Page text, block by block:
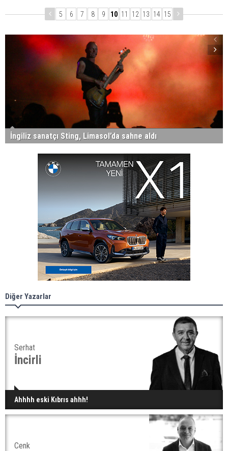
5 6 7 8 9 10 11 12 13 14 15
İngiliz sanatçı Sting, Limasol’da sahne aldı
Diğer Yazarlar
Serhat
İncirli
Ahhhh eski Kıbrıs ahhh!
Cenk